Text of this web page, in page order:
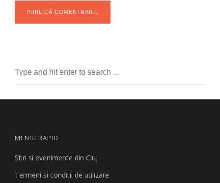
MENIU RAPID
Stiri si evenimente din Cluj
Termeni si conditii de utilizare